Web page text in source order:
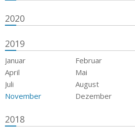
2020
2019
Januar Februar
April
Mai
Juli
August
November
Dezember
2018